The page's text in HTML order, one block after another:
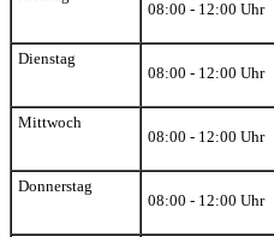
08:00 - 12:00 Uhr
Dienstag
08:00 - 12:00 Uhr
Mittwoch
08:00 - 12:00 Uhr
Donnerstag
08:00 - 12:00 Uhr